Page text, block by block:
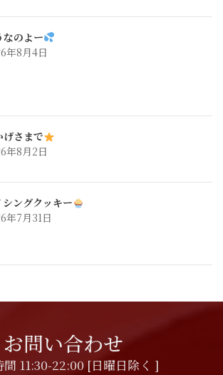
なのよー
年8月4日
げさまで
年8月2日
シングクッキー
年7月31日
お問い合わせ
間 11:30-22:00 [日曜日除く ]